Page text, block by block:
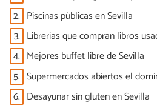
2. Piscinas públicas en Sevilla
3. Librerías que compran libros
4. Mejores buffet libre de Sevilla
5. Supermercados abiertos el
6. Desayunar sin gluten en Sevilla